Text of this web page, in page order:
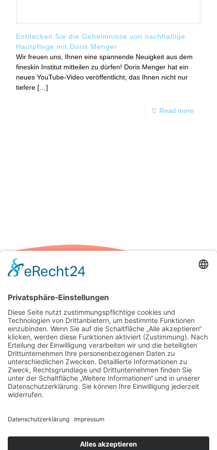
Entdecken Sie die Geheimnisse von nachhaltige
Hautpflege mit Doris Menger
Wir freuen uns, Ihnen eine spannende Neuigkeit aus dem
fineskin Institut mitteilen zu dürfen! Doris Menger hat ein
neues YouTube-Video veröffentlicht, das Ihnen nicht nur
tiefere […]
Read more
Anti
Aging
RF Needling
Gesichtsbehandlung
Weiteres
Haarentfernung
Tesla V-Skin
Impressum